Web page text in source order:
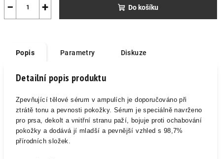
+
− Do košíku
Popis Parametry Diskuze
Detailní popis produktu
Zpevňující tělové sérum v ampulích je doporučováno při
ztrátě tonu a pevnosti pokožky. Sérum je speciálně navrženo
pro prsa, dekolt a vnitřní stranu paží, bojuje proti ochabování
pokožky a dodává jí mladší a pevnější vzhled s 98,7%
přírodních složek.